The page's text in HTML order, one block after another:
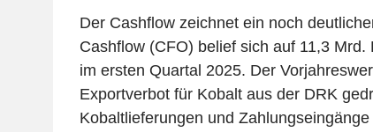
Der Cashflow zeichnet ein noch
Cashflow (CFO) belief sich auf 11,3
im ersten Quartal 2025. Der
Exportverbot für Kobalt aus der DRK
Kobaltlieferungen und